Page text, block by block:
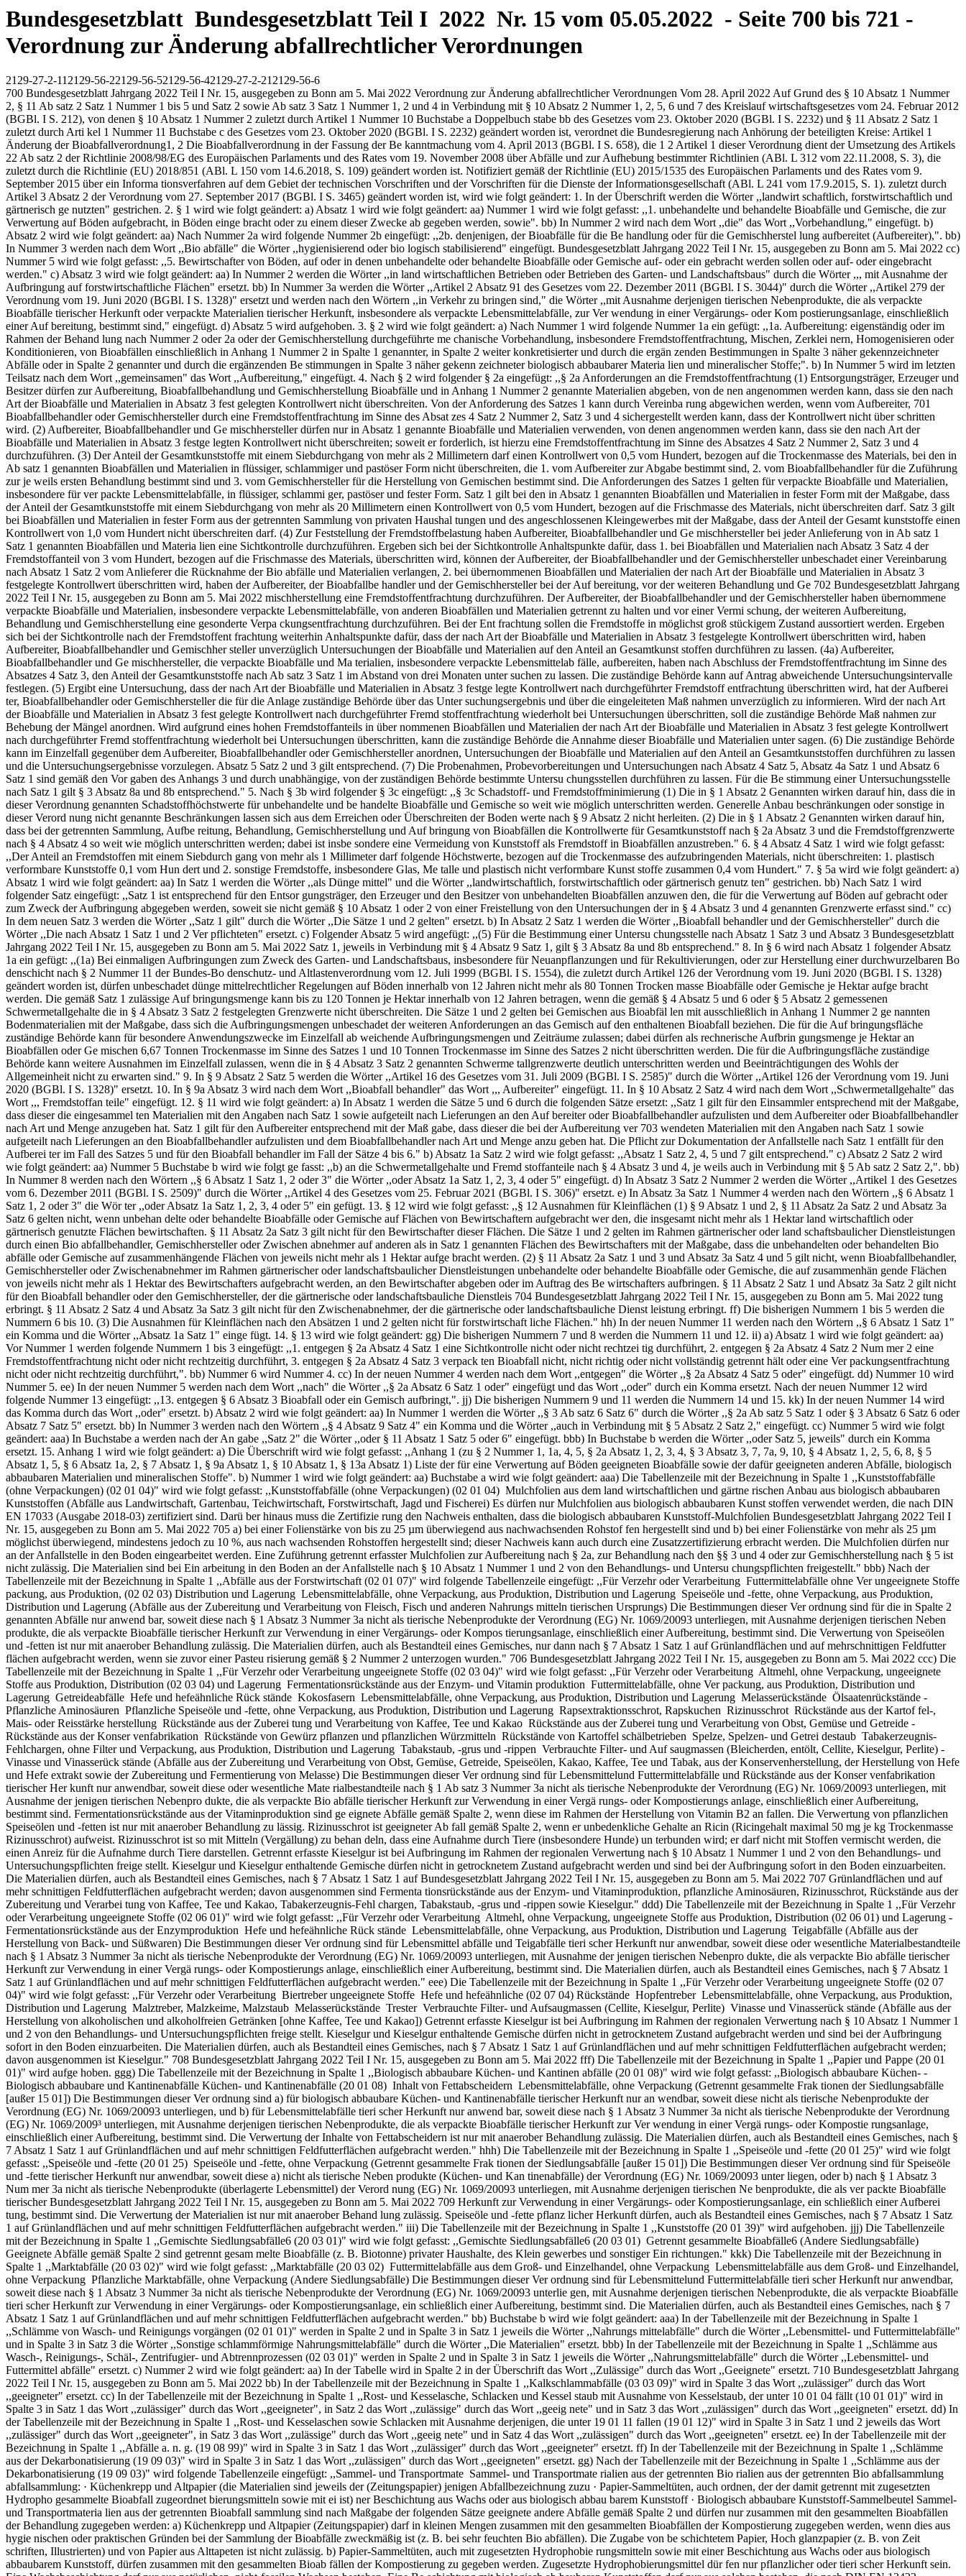
Bundesgesetzblatt Bundesgesetzblatt Teil I 2022 Nr. 15 vom 05.05.2022 - Seite 700 bis 721 -
Verordnung zur Änderung abfallrechtlicher Verordnungen
2129-27-2-112129-56-22129-56-52129-56-42129-27-2-212129-56-6
700 Bundesgesetzblatt Jahrgang 2022 Teil I Nr. 15, ausgegeben zu Bonn am 5. Mai 2022 Verordnung zur Änderung abfallrechtlicher Verordnungen Vom 28. April 2022 Auf Grund des § 10 Absatz 1 Nummer 2, § 11 Ab satz 2 Satz 1 Nummer 1 bis 5 und Satz 2 sowie Ab satz 3 Satz 1 Nummer 1, 2 und 4 in Verbindung mit § 10 Absatz 2 Nummer 1, 2, 5, 6 und 7 des Kreislauf wirtschaftsgesetzes vom 24. Februar 2012 (BGBl. I S. 212), von denen § 10 Absatz 1 Nummer 2 zuletzt durch Artikel 1 Nummer 10 Buchstabe a Doppelbuch stabe bb des Gesetzes vom 23. Oktober 2020 (BGBl. I S. 2232) und § 11 Absatz 2 Satz 1 zuletzt durch Arti kel 1 Nummer 11 Buchstabe c des Gesetzes vom 23. Oktober 2020 (BGBl. I S. 2232) geändert worden ist, verordnet die Bundesregierung nach Anhörung der beteiligten Kreise: Artikel 1 Änderung der Bioabfallverordnung1, 2 Die Bioabfallverordnung in der Fassung der Be kanntmachung vom 4. April 2013 (BGBl. I S. 658), die 1 2 Artikel 1 dieser Verordnung dient der Umsetzung des Artikels 22 Ab satz 2 der Richtlinie 2008/98/EG des Europäischen Parlaments und des Rates vom 19. November 2008 über Abfälle und zur Aufhebung bestimmter Richtlinien (ABl. L 312 vom 22.11.2008, S. 3), die zuletzt durch die Richtlinie (EU) 2018/851 (ABl. L 150 vom 14.6.2018, S. 109) geändert worden ist. Notifiziert gemäß der Richtlinie (EU) 2015/1535 des Europäischen Parlaments und des Rates vom 9. September 2015 über ein Informa tionsverfahren auf dem Gebiet der technischen Vorschriften und der Vorschriften für die Dienste der Informationsgesellschaft (ABl. L 241 vom 17.9.2015, S. 1). zuletzt durch Artikel 3 Absatz 2 der Verordnung vom 27. September 2017 (BGBl. I S. 3465) geändert worden ist, wird wie folgt geändert: 1. In der Überschrift werden die Wörter ,,landwirt schaftlich, forstwirtschaftlich und gärtnerisch ge nutzten" gestrichen. 2. § 1 wird wie folgt geändert: a) Absatz 1 wird wie folgt geändert: aa) Nummer 1 wird wie folgt gefasst: ,,1. unbehandelte und behandelte Bioabfälle und Gemische, die zur Verwertung auf Böden aufgebracht, in Böden einge bracht oder zu einem dieser Zwecke ab gegeben werden, sowie". bb) In Nummer 2 wird nach dem Wort ,,die" das Wort ,,Vorbehandlung," eingefügt. b) Absatz 2 wird wie folgt geändert: aa) Nach Nummer 2a wird folgende Nummer 2b eingefügt: ,,2b. denjenigen, der Bioabfälle für die Be handlung oder für die Gemischherstel lung aufbereitet (Aufbereiter),". bb) In Nummer 3 werden nach dem Wort ,,Bio abfälle" die Wörter ,,hygienisierend oder bio logisch stabilisierend" eingefügt. Bundesgesetzblatt Jahrgang 2022 Teil I Nr. 15, ausgegeben zu Bonn am 5. Mai 2022 cc) Nummer 5 wird wie folgt gefasst: ,,5. Bewirtschafter von Böden, auf oder in denen unbehandelte oder behandelte Bioabfälle oder Gemische auf- oder ein gebracht werden sollen oder auf- oder eingebracht werden." c) Absatz 3 wird wie folgt geändert: aa) In Nummer 2 werden die Wörter ,,in land wirtschaftlichen Betrieben oder Betrieben des Garten- und Landschaftsbaus" durch die Wörter ,,, mit Ausnahme der Aufbringung auf forstwirtschaftliche Flächen" ersetzt. bb) In Nummer 3a werden die Wörter ,,Artikel 2 Absatz 91 des Gesetzes vom 22. Dezember 2011 (BGBl. I S. 3044)" durch die Wörter ,,Artikel 279 der Verordnung vom 19. Juni 2020 (BGBl. I S. 1328)" ersetzt und werden nach den Wörtern ,,in Verkehr zu bringen sind," die Wörter ,,mit Ausnahme derjenigen tierischen Nebenprodukte, die als verpackte Bioabfälle tierischer Herkunft oder verpackte Materialien tierischer Herkunft, insbesondere als verpackte Lebensmittelabfälle, zur Ver wendung in einer Vergärungs- oder Kom postierungsanlage, einschließlich einer Auf bereitung, bestimmt sind," eingefügt. d) Absatz 5 wird aufgehoben. 3. § 2 wird wie folgt geändert: a) Nach Nummer 1 wird folgende Nummer 1a ein gefügt: ,,1a. Aufbereitung: eigenständig oder im Rahmen der Behand lung nach Nummer 2 oder 2a oder der Gemischherstellung durchgeführte me chanische Vorbehandlung, insbesondere Fremdstoffentfrachtung, Mischen, Zerklei nern, Homogenisieren oder Konditionieren, von Bioabfällen einschließlich in Anhang 1 Nummer 2 in Spalte 1 genannter, in Spalte 2 weiter konkretisierter und durch die ergän zenden Bestimmungen in Spalte 3 näher gekennzeichneter Abfälle oder in Spalte 2 genannter und durch die ergänzenden Be stimmungen in Spalte 3 näher gekenn zeichneter biologisch abbaubarer Materia lien und mineralischer Stoffe;". b) In Nummer 5 wird im letzten Teilsatz nach dem Wort ,,gemeinsamen" das Wort ,,Aufbereitung," eingefügt. 4. Nach § 2 wird folgender § 2a eingefügt: ,,§ 2a Anforderungen an die Fremdstoffentfrachtung (1) Entsorgungsträger, Erzeuger und Besitzer dürfen zur Aufbereitung, Bioabfallbehandlung und Gemischherstellung Bioabfälle und in Anhang 1 Nummer 2 genannte Materialien abgeben, von de nen angenommen werden kann, dass sie den nach Art der Bioabfälle und Materialien in Absatz 3 fest gelegten Kontrollwert nicht überschreiten. Von der Anforderung des Satzes 1 kann durch Vereinba rung abgewichen werden, wenn vom Aufbereiter, 701 Bioabfallbehandler oder Gemischhersteller durch eine Fremdstoffentfrachtung im Sinne des Absat zes 4 Satz 2 Nummer 2, Satz 3 und 4 sichergestellt werden kann, dass der Kontrollwert nicht über schritten wird. (2) Aufbereiter, Bioabfallbehandler und Ge mischhersteller dürfen nur in Absatz 1 genannte Bioabfälle und Materialien verwenden, von denen angenommen werden kann, dass sie den nach Art der Bioabfälle und Materialien in Absatz 3 festge legten Kontrollwert nicht überschreiten; soweit er forderlich, ist hierzu eine Fremdstoffentfrachtung im Sinne des Absatzes 4 Satz 2 Nummer 2, Satz 3 und 4 durchzuführen. (3) Der Anteil der Gesamtkunststoffe mit einem Siebdurchgang von mehr als 2 Millimetern darf einen Kontrollwert von 0,5 vom Hundert, bezogen auf die Trockenmasse des Materials, bei den in Ab satz 1 genannten Bioabfällen und Materialien in flüssiger, schlammiger und pastöser Form nicht überschreiten, die 1. vom Aufbereiter zur Abgabe bestimmt sind, 2. vom Bioabfallbehandler für die Zuführung zur je weils ersten Behandlung bestimmt sind und 3. vom Gemischhersteller für die Herstellung von Gemischen bestimmt sind. Die Anforderungen des Satzes 1 gelten für verpackte Bioabfälle und Materialien, insbesondere für ver packte Lebensmittelabfälle, in flüssiger, schlammi ger, pastöser und fester Form. Satz 1 gilt bei den in Absatz 1 genannten Bioabfällen und Materialien in fester Form mit der Maßgabe, dass der Anteil der Gesamtkunststoffe mit einem Siebdurchgang von mehr als 20 Millimetern einen Kontrollwert von 0,5 vom Hundert, bezogen auf die Frischmasse des Materials, nicht überschreiten darf. Satz 3 gilt bei Bioabfällen und Materialien in fester Form aus der getrennten Sammlung von privaten Haushal tungen und des angeschlossenen Kleingewerbes mit der Maßgabe, dass der Anteil der Gesamt kunststoffe einen Kontrollwert von 1,0 vom Hundert nicht überschreiten darf. (4) Zur Feststellung der Fremdstoffbelastung haben Aufbereiter, Bioabfallbehandler und Ge mischhersteller bei jeder Anlieferung von in Ab satz 1 Satz 1 genannten Bioabfällen und Materia lien eine Sichtkontrolle durchzuführen. Ergeben sich bei der Sichtkontrolle Anhaltspunkte dafür, dass 1. bei Bioabfällen und Materialien nach Absatz 3 Satz 4 der Fremdstoffanteil von 3 vom Hundert, bezogen auf die Frischmasse des Materials, überschritten wird, können der Aufbereiter, der Bioabfallbehandler und der Gemischhersteller unbeschadet einer Vereinbarung nach Absatz 1 Satz 2 vom Anlieferer die Rücknahme der Bio abfälle und Materialien verlangen, 2. bei übernommenen Bioabfällen und Materialien der nach Art der Bioabfälle und Materialien in Absatz 3 festgelegte Kontrollwert überschritten wird, haben der Aufbereiter, der Bioabfallbe handler und der Gemischhersteller bei der Auf bereitung, vor der weiteren Behandlung und Ge 702 Bundesgesetzblatt Jahrgang 2022 Teil I Nr. 15, ausgegeben zu Bonn am 5. Mai 2022 mischherstellung eine Fremdstoffentfrachtung durchzuführen. Der Aufbereiter, der Bioabfallbehandler und der Gemischhersteller haben übernommene verpackte Bioabfälle und Materialien, insbesondere verpackte Lebensmittelabfälle, von anderen Bioabfällen und Materialien getrennt zu halten und vor einer Vermi schung, der weiteren Aufbereitung, Behandlung und Gemischherstellung eine gesonderte Verpa ckungsentfrachtung durchzuführen. Bei der Ent frachtung sollen die Fremdstoffe in möglichst groß stückigem Zustand aussortiert werden. Ergeben sich bei der Sichtkontrolle nach der Fremdstoffent frachtung weiterhin Anhaltspunkte dafür, dass der nach Art der Bioabfälle und Materialien in Absatz 3 festgelegte Kontrollwert überschritten wird, haben Aufbereiter, Bioabfallbehandler und Gemischher steller unverzüglich Untersuchungen der Bioabfälle und Materialien auf den Anteil an Gesamtkunst stoffen durchführen zu lassen. (4a) Aufbereiter, Bioabfallbehandler und Ge mischhersteller, die verpackte Bioabfälle und Ma terialien, insbesondere verpackte Lebensmittelab fälle, aufbereiten, haben nach Abschluss der Fremdstoffentfrachtung im Sinne des Absatzes 4 Satz 3, den Anteil der Gesamtkunststoffe nach Ab satz 3 Satz 1 im Abstand von drei Monaten unter suchen zu lassen. Die zuständige Behörde kann auf Antrag abweichende Untersuchungsintervalle festlegen. (5) Ergibt eine Untersuchung, dass der nach Art der Bioabfälle und Materialien in Absatz 3 festge legte Kontrollwert nach durchgeführter Fremdstoff entfrachtung überschritten wird, hat der Aufberei ter, Bioabfallbehandler oder Gemischhersteller die für die Anlage zuständige Behörde über das Unter suchungsergebnis und über die eingeleiteten Maß nahmen unverzüglich zu informieren. Wird der nach Art der Bioabfälle und Materialien in Absatz 3 fest gelegte Kontrollwert nach durchgeführter Fremd stoffentfrachtung wiederholt bei Untersuchungen überschritten, soll die zuständige Behörde Maß nahmen zur Behebung der Mängel anordnen. Wird aufgrund eines hohen Fremdstoffanteils in über nommenen Bioabfällen und Materia